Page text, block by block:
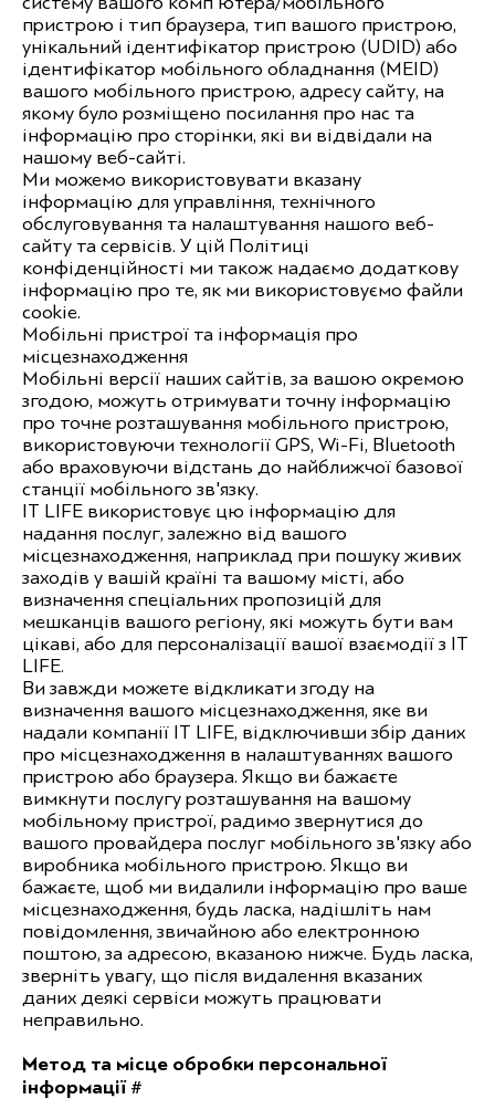
пристрою і тип браузера, тип вашого пристрою,
унікальний ідентифікатор пристрою (UDID) або
ідентифікатор мобільного обладнання (MEID)
вашого мобільного пристрою, адресу сайту, на
якому було розміщено посилання про нас та
інформацію про сторінки, які ви відвідали на
нашому веб-сайті.
Ми можемо використовувати вказану
інформацію для управління, технічного
обслуговування та налаштування нашого веб-
сайту та сервісів. У цій Політиці
конфіденційності ми також надаємо додаткову
інформацію про те, як ми використовуємо файли
cookie.
Мобільні пристрої та інформація про
місцезнаходження
Мобільні версії наших сайтів, за вашою окремою
згодою, можуть отримувати точну інформацію
про точне розташування мобільного пристрою,
використовуючи технології GPS, Wi-Fi, Bluetooth
або враховуючи відстань до найближчої базової
станції мобільного зв'язку.
IT LIFE використовує цю інформацію для
надання послуг, залежно від вашого
місцезнаходження, наприклад при пошуку живих
заходів у вашій країні та вашому місті, або
визначення спеціальних пропозицій для
мешканців вашого регіону, які можуть бути вам
цікаві, або для персоналізації вашої взаємодії з IT
LIFE.
Ви завжди можете відкликати згоду на
визначення вашого місцезнаходження, яке ви
надали компанії IT LIFE, відключивши збір даних
про місцезнаходження в налаштуваннях вашого
пристрою або браузера. Якщо ви бажаєте
вимкнути послугу розташування на вашому
мобільному пристрої, радимо звернутися до
вашого провайдера послуг мобільного зв'язку або
виробника мобільного пристрою. Якщо ви
бажаєте, щоб ми видалили інформацію про ваше
місцезнаходження, будь ласка, надішліть нам
повідомлення, звичайною або електронною
поштою, за адресою, вказаною нижче. Будь ласка,
зверніть увагу, що після видалення вказаних
даних деякі сервіси можуть працювати
неправильно.
Метод та місце обробки персональної
інформації #